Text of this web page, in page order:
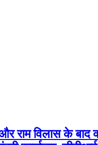
और राम विलास के